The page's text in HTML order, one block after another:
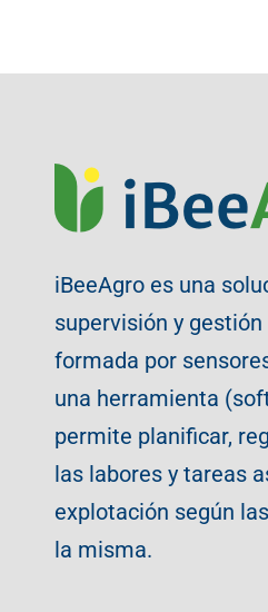
iBeeAgro es una
supervisión y
formada por
una herramienta
permite planificar,
las labores y tareas
explotación según
la misma.